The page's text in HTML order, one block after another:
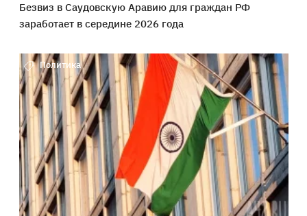
Безвиз в Саудовскую Аравию для граждан РФ
заработает в середине 2026 года
Политика